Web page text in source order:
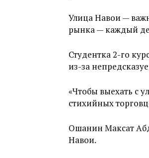
Улица Навои —
рынка — каждый
Студентка 2-го
из-за
«Чтобы выехать с
стихийных
Ошанин Максат
Навои.